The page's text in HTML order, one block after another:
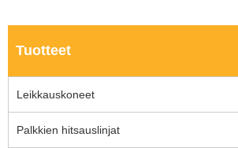
Tuotteet
Leikkauskoneet
Palkkien hitsauslinjat